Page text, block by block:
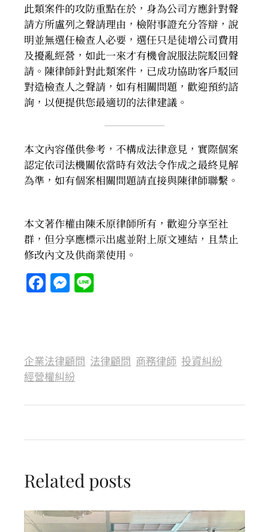
此類案件的攻防重點在於，身為公司方應針對聲
請方所盧列之聲請理由，檢附事證充分答辯，說
明並無選任檢查人必要，選任只是徒增公司費用
及擾亂經營，如此一來才有機會說服法院駁回聲
請。陳律師針對此類案件，已成功協助客戶駁回
對造檢查人之聲請，如有相關問題，歡迎預約諮
詢，以便提供您最適切的法律建議。
本文內容僅供參考，不構成法律意見，實際個案
認定依司法機關依當時有效法令作成之最終見解
為準，如有個案相關問題請直接與陳律師聯繫。
本文著作權由陳禾原律師所有，歡迎分享至社
群，但分享應標示出處並附上原文連結，且禁止
修改內文及供商業使用。
Facebook
Messenger
企業法律顧問 法律顧問 商務律師 投資糾紛
經營權糾紛
Related posts